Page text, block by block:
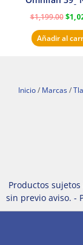
Masterfan
$1,199.00 $
Añadir al
Inicio / Marcas /
Productos
sin previo aviso. -